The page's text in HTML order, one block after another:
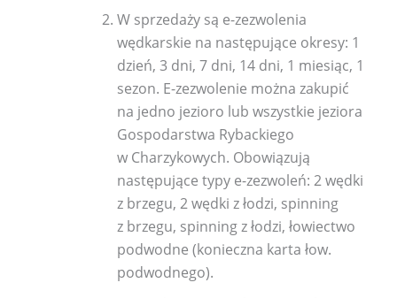
W sprzedaży są e-zezwolenia
wędkarskie na następujące okresy: 1
dzień, 3 dni, 7 dni, 14 dni, 1 miesiąc, 1
sezon. E-zezwolenie można zakupić
na jedno jezioro lub wszystkie jeziora
Gospodarstwa Rybackiego
w Charzykowych. Obowiązują
następujące typy e-zezwoleń: 2 wędki
z brzegu, 2 wędki z łodzi, spinning
z brzegu, spinning z łodzi, łowiectwo
podwodne (konieczna karta łow.
podwodnego).